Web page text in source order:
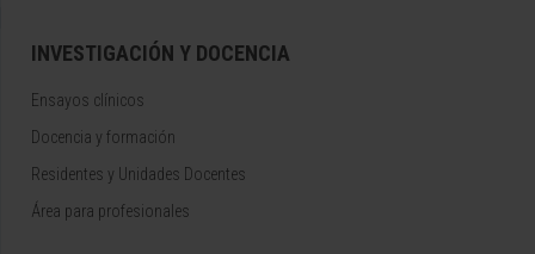
INVESTIGACIÓN Y DOCENCIA
Ensayos clínicos
Docencia y formación
Residentes y Unidades Docentes
Área para profesionales